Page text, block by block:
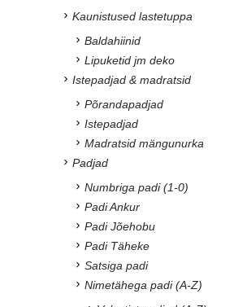
Kaunistused lastetuppa
Baldahiinid
Lipuketid jm deko
Istepadjad & madratsid
Põrandapadjad
Istepadjad
Madratsid mängunurka
Padjad
Numbriga padi (1-0)
Padi Ankur
Padi Jõehobu
Padi Täheke
Satsiga padi
Nimetähega padi (A-Z)